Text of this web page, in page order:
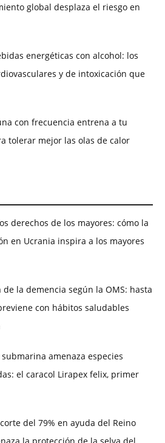
global desplaza el riesgo en
energéticas con alcohol: los
y de intoxicación que
con frecuencia entrena a tu
tolerar mejor las olas de calor
derechos de los mayores: cómo la
en Ucrania inspira a los mayores
de la demencia según la OMS: hasta
con hábitos saludables
amenaza especies
el caracol Lirapex felix, primer
del 79% en ayuda del Reino